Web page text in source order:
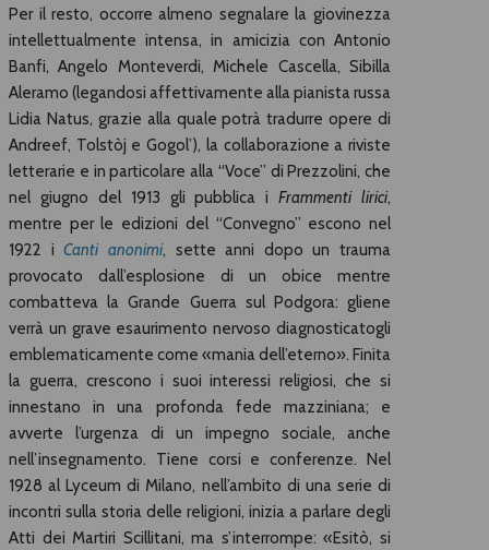
Per il resto, occorre almeno segnalare la giovinezza
intellettualmente intensa, in amicizia con Antonio
Banfi, Angelo Monteverdi, Michele Cascella, Sibilla
Aleramo (legandosi affettivamente alla pianista russa
Lidia Natus, grazie alla quale potrà tradurre opere di
Andreef, Tolstòj e Gogol’), la collaborazione a riviste
letterarie e in particolare alla “Voce” di Prezzolini, che
nel giugno del 1913 gli pubblica iFrammenti lirici,
mentre per le edizioni del “Convegno” escono nel
1922 iCanti anonimi, sette anni dopo un trauma
provocato dall’esplosione di un obice mentre
combatteva la Grande Guerra sul Podgora: gliene
verrà un grave esaurimento nervoso diagnosticatogli
emblematicamente come «mania dell’eterno». Finita
la guerra, crescono i suoi interessi religiosi, che si
innestano in una profonda fede mazziniana; e
avverte l’urgenza di un impegno sociale, anche
nell’insegnamento. Tiene corsi e conferenze. Nel
1928 al Lyceum di Milano, nell’ambito di una serie di
incontri sulla storia delle religioni, inizia a parlare degli
Atti dei Martiri Scillitani, ma s’interrompe: «Esitò, si